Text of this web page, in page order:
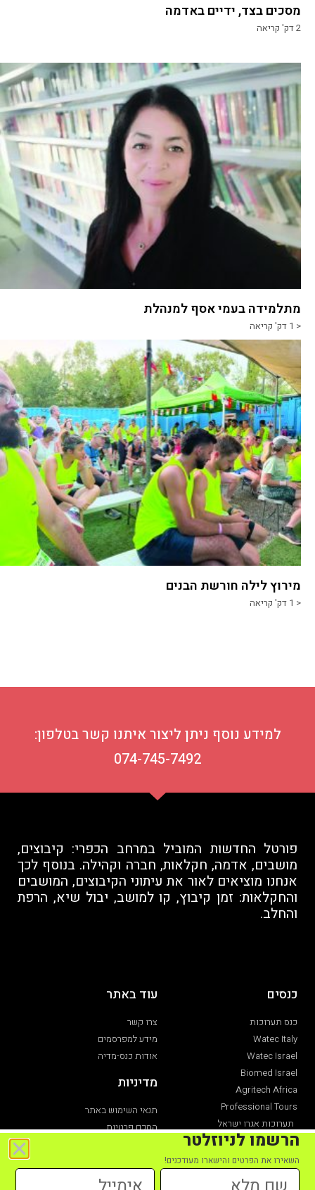
מסכים בצד, ידיים באדמה
2דק' קריאה
מתלמידה בעמי אסף למנהלת
< 1 דק' קריאה
מירוץ לילה חורשת הבנים
< 1 דק' קריאה
למידע נוסף ניתן ליצור איתנו קשר בטלפון:
074-745-7492
פורטל החדשות המוביל במרחב הכפרי: קיבוצים,
מושבים, אדמה, חקלאות, חברה וקהילה. בנוסף לכך
אנחנו מוציאים לאור את עיתוני הקיבוצים, המושבים
והחקלאות: זמן קיבוץ, קו למושב, יבול שיא, הרפת
והחלב.
כנסים
כנס תערוכות
Watec Italy
Watec Israel
Biomed Israel
Agritech Africa
Professional Tours
תערוכות אגרו ישראל
תערוכת חקלאות
עוד באתר
צרו קשר
מידע למפרסמים
אודות כנס-מדיה
מדיניות
תנאי השימוש באתר
הסכם פרטיות
הרשמו לניוזלטר
השאירו את הפרטים והישארו מעודכנים!